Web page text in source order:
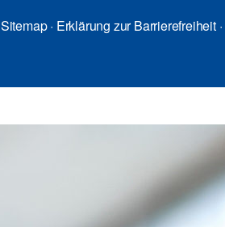
Sitemap· Erklärung zur Barrierefreiheit·